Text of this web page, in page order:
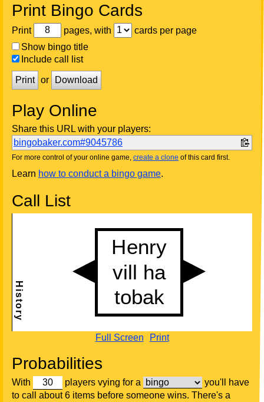
Print Bingo Cards
Print pages, with
cards per page
Show bingo title
Include call list
Print or Download
Play Online
Share this URL with your players:
bingobaker.com#9045786
For more control of your online game, create a clone of this card first.
Learn how to conduct a bingo game.
Call List
Full Screen Print
Probabilities
With players vying for a
you'll have
to call about 6 items before someone wins. There's a